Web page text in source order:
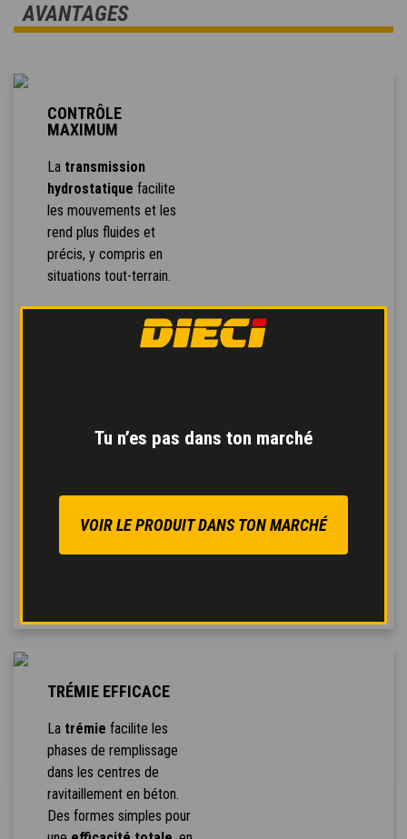
Tu n’es pas dans ton marché
VOIR LE PRODUIT DANS TON MARCHÉ
AVANTAGES
CONTRÔLE
MAXIMUM
La transmission
hydrostatique facilite
les mouvements et les
rend plus fluides et
précis, y compris en
situations tout-terrain.
Le circuit hydraulique
pour la
pour un
frein de service servo-
assistépour un freinage
réduction de l'effort sur
TRÉMIE EFFICACE
La trémie facilite les
phases de remplissage
dans les centres de
ravitaillement en béton.
Des formes simples pour